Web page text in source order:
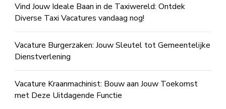
Vind Jouw Ideale Baan in de Taxiwereld: Ontdek
Diverse Taxi Vacatures vandaag nog!
Vacature Burgerzaken: Jouw Sleutel tot Gemeentelijke
Dienstverlening
Vacature Kraanmachinist: Bouw aan Jouw Toekomst
met Deze Uitdagende Functie